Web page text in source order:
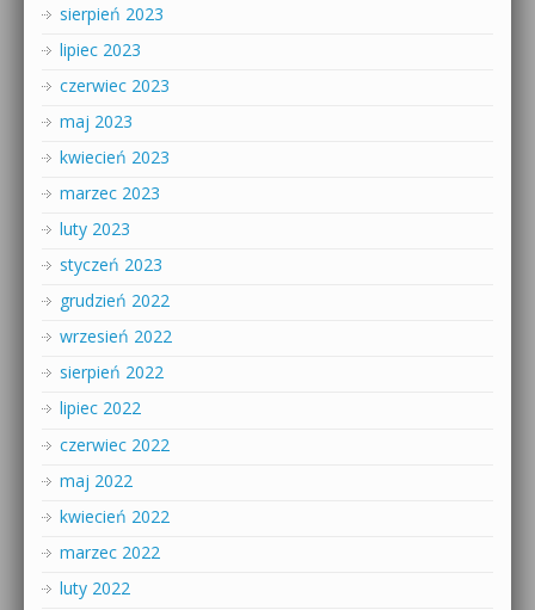
sierpień 2023
lipiec 2023
czerwiec 2023
maj 2023
kwiecień 2023
marzec 2023
luty 2023
styczeń 2023
grudzień 2022
wrzesień 2022
sierpień 2022
lipiec 2022
czerwiec 2022
maj 2022
kwiecień 2022
marzec 2022
luty 2022